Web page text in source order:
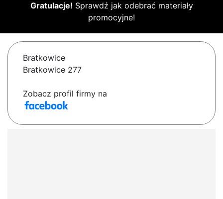
Gratulacje! Sprawdź jak odebrać materiały
promocyjne!
Bratkowice
Bratkowice 277
Zobacz profil firmy na